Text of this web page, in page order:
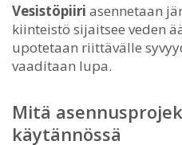
Vesistöpiiri asennetaan
kiinteistö sijaitsee veden
upotetaan riittävälle
vaaditaan lupa.
Mitä
käytännössä